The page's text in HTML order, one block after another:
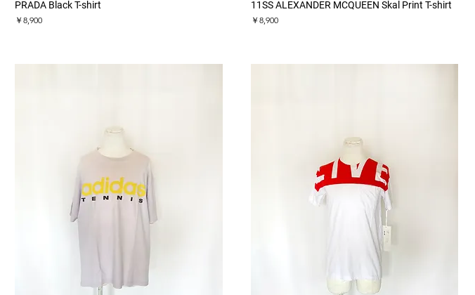
クイックビュー
PRADA Black T-shirt
価格
￥8,900
クイックビュー
11SS ALEXANDER MCQUEEN Skal Print T-shirt
価格
￥8,900